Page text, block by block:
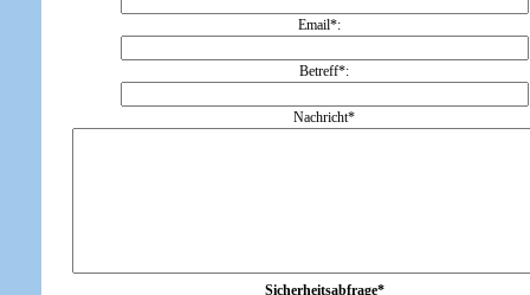
Email*:
Betreff*:
Nachricht*
Sicherheitsabfrage*